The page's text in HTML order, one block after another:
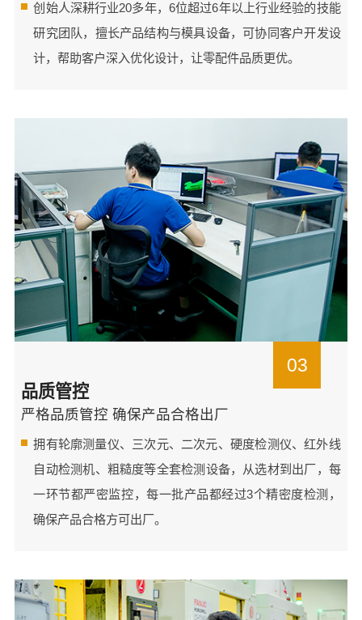
创始人深耕行业20多年，6位超过6年以上行业经验的技能
研究团队，擅长产品结构与模具设备，可协同客户开发设
计，帮助客户深入优化设计，让零配件品质更优。
03
品质管控
严格品质管控 确保产品合格出厂
拥有轮廓测量仪、三次元、二次元、硬度检测仪、红外线
自动检测机、粗糙度等全套检测设备，从选材到出厂，每
一环节都严密监控，每一批产品都经过3个精密度检测，
确保产品合格方可出厂。